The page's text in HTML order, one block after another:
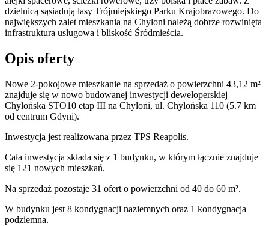
dzielnicą sąsiadują lasy Trójmiejskiego Parku Krajobrazowego. Do
największych zalet mieszkania na Chyloni należą dobrze rozwinięta
infrastruktura usługowa i bliskość Śródmieścia.
Opis oferty
Nowe 2-pokojowe mieszkanie na sprzedaż o powierzchni 43,12 m²
znajduje się w nowo budowanej inwestycji deweloperskiej
Chylońska STO10 etap III na Chyloni, ul. Chylońska 110 (5.7 km
od centrum Gdyni).
Inwestycja jest realizowana przez TPS Reapolis.
Cała inwestycja składa się z 1 budynku, w którym łącznie znajduje
się 121 nowych mieszkań.
Na sprzedaż pozostaje 31 ofert o powierzchni od 40 do 60 m².
W budynku jest 8 kondygnacji naziemnych oraz 1 kondygnacja
podziemna.